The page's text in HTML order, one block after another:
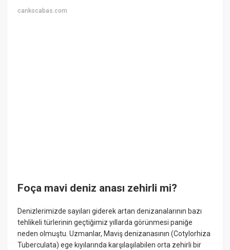
cankocabas.com
Foça mavi deniz anası zehirli mi?
Denizlerimizde sayıları giderek artan denizanalarının bazı
tehlikeli türlerinin geçtiğimiz yıllarda görünmesi paniğe
neden olmuştu. Uzmanlar, Maviş denizanasının (Cotylorhiza
Tuberculata) ege kıyılarında karşılaşılabilen orta zehirli bir